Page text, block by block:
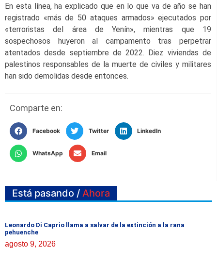
En esta línea, ha explicado que en lo que va de año se han
registrado «más de 50 ataques armados» ejecutados por
«terroristas del área de Yenín», mientras que 19
sospechosos huyeron al campamento tras perpetrar
atentados desde septiembre de 2022. Diez viviendas de
palestinos responsables de la muerte de civiles y militares
han sido demolidas desde entonces.
Comparte en:
Facebook Twitter LinkedIn
WhatsApp Email
Está pasando / Ahora
Leonardo Di Caprio llama a salvar de la extinción a la rana
pehuenche
agosto 9, 2026